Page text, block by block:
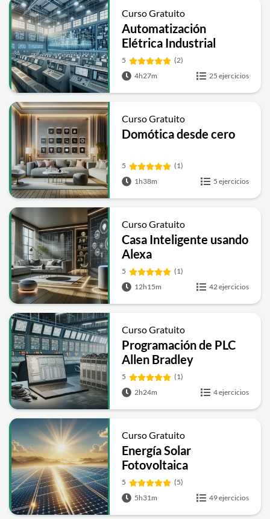
Curso Gratuito
Automatización
Elétrica Industrial
5
(2)
4h27m
25 ejercicios
Curso Gratuito
Domótica desde cero
5
(1)
1h38m
5 ejercicios
Curso Gratuito
Casa Inteligente usando
Alexa
5
(1)
12h15m
42 ejercicios
Curso Gratuito
Programación de PLC
Allen Bradley
5
(1)
2h24m
4 ejercicios
Curso Gratuito
Energía Solar
Fotovoltaica
5
(5)
5h31m
49 ejercicios